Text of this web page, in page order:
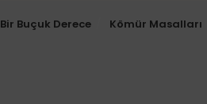
Bir Buçuk Derece Kömür Masalları